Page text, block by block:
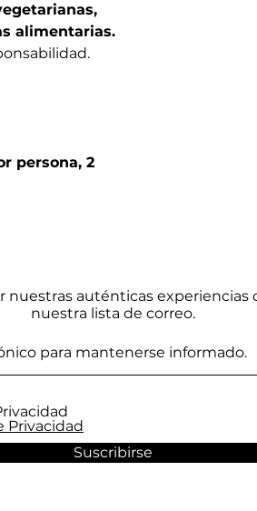
alimentarias.
persona, 2
nuestras auténticas experiencias
nuestra lista de correo.
Privacidad
Suscribirse